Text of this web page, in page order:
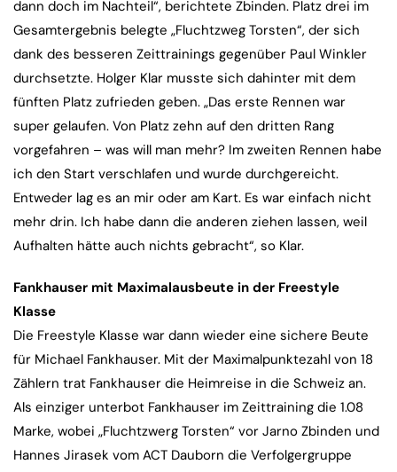
dann doch im Nachteil“, berichtete Zbinden. Platz drei im
Gesamtergebnis belegte „Fluchtzweg Torsten“, der sich
dank des besseren Zeittrainings gegenüber Paul Winkler
durchsetzte. Holger Klar musste sich dahinter mit dem
fünften Platz zufrieden geben. „Das erste Rennen war
super gelaufen. Von Platz zehn auf den dritten Rang
vorgefahren – was will man mehr? Im zweiten Rennen habe
ich den Start verschlafen und wurde durchgereicht.
Entweder lag es an mir oder am Kart. Es war einfach nicht
mehr drin. Ich habe dann die anderen ziehen lassen, weil
Aufhalten hätte auch nichts gebracht“, so Klar.
Fankhauser mit Maximalausbeute in der Freestyle
Klasse
Die Freestyle Klasse war dann wieder eine sichere Beute
für Michael Fankhauser. Mit der Maximalpunktezahl von 18
Zählern trat Fankhauser die Heimreise in die Schweiz an.
Als einziger unterbot Fankhauser im Zeittraining die 1.08
Marke, wobei „Fluchtzwerg Torsten“ vor Jarno Zbinden und
Hannes Jirasek vom ACT Dauborn die Verfolgergruppe